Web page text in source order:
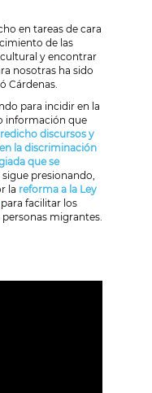
en tareas de cara
de las
y encontrar
nosotras ha sido
Cárdenas.
para incidir en la
información que
discursos y
la discriminación
que se
presionando,
la reforma a la Ley
para facilitar los
migrantes.